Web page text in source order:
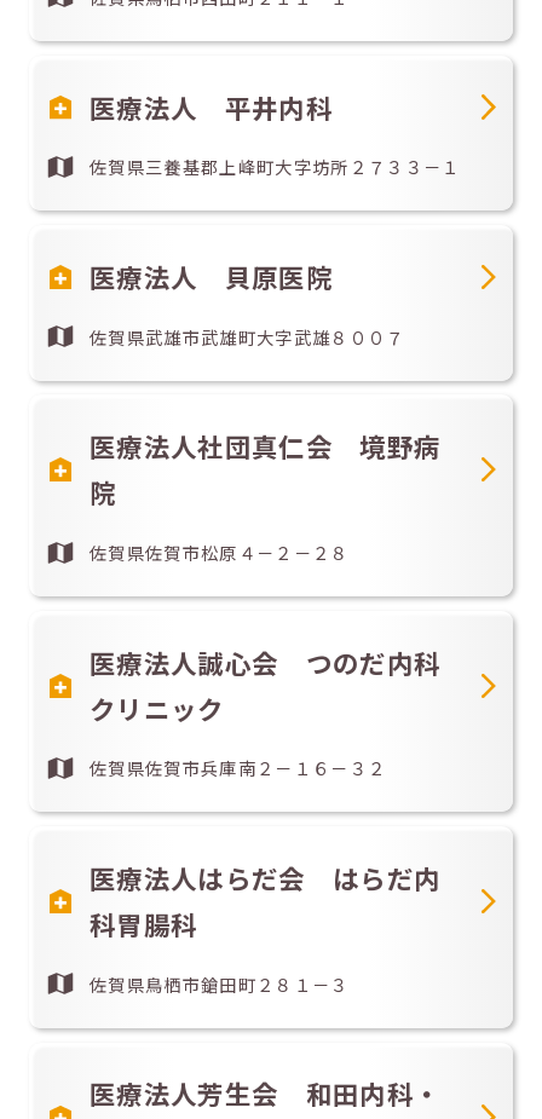
医療法人 平井内科
佐賀県三養基郡上峰町大字坊所２７３３－１
医療法人 貝原医院
佐賀県武雄市武雄町大字武雄８００７
医療法人社団真仁会 境野病
院
佐賀県佐賀市松原４－２－２８
医療法人誠心会 つのだ内科
クリニック
佐賀県佐賀市兵庫南２－１６－３２
医療法人はらだ会 はらだ内
科胃腸科
佐賀県鳥栖市鎗田町２８１－３
医療法人芳生会 和田内科・